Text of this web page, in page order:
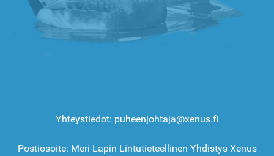
Yhteystiedot: puheenjohtaja@xenus.fi
Postiosoite: Meri-Lapin Lintutieteellinen Yhdistys Xenus